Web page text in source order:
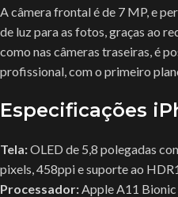
A câmera frontal é de 7 MP, e
de luz para as fotos, graças ao
como nas câmeras traseiras, é
profissional, com o primeiro
Especificações
Tela:OLED de 5,8 polegadas
pixels, 458ppi e suporte ao
Processador:Apple A11 Bionic